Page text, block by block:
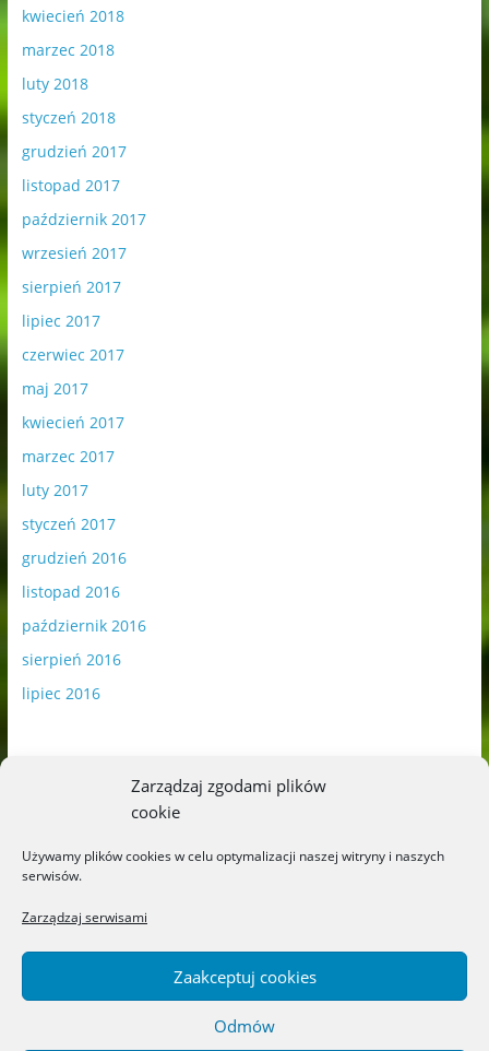
Zarządzaj zgodami plików
cookie
Używamy plików cookies w celu optymalizacji naszej witryny i naszych
serwisów.
Zarządzaj serwisami
Zaakceptuj cookies
Odmów
kwiecień 2018
marzec 2018
luty 2018
styczeń 2018
grudzień 2017
listopad 2017
październik 2017
wrzesień 2017
sierpień 2017
lipiec 2017
czerwiec 2017
maj 2017
kwiecień 2017
marzec 2017
luty 2017
styczeń 2017
grudzień 2016
listopad 2016
październik 2016
sierpień 2016
lipiec 2016
Blog o książkach dla dzieci i młodzieży –